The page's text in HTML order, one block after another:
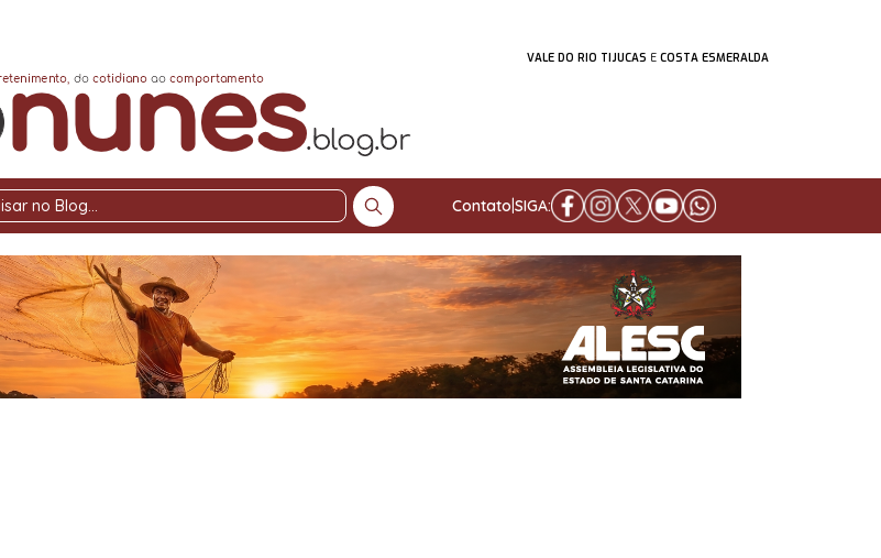
VALE DO RIO TIJUCAS E COSTA ESMERALDA
Pesquisar
Contato SIGA: